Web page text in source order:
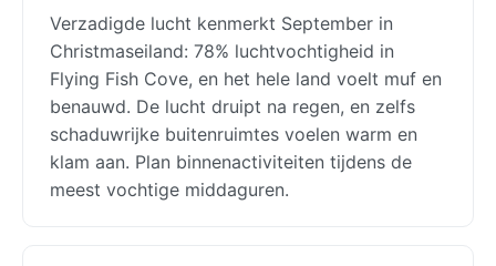
Verzadigde lucht kenmerkt September in
Christmaseiland: 78% luchtvochtigheid in
Flying Fish Cove, en het hele land voelt muf en
benauwd. De lucht druipt na regen, en zelfs
schaduwrijke buitenruimtes voelen warm en
klam aan. Plan binnenactiviteiten tijdens de
meest vochtige middaguren.